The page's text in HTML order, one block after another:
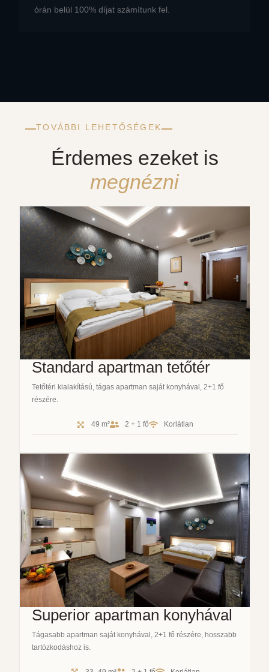
órán belül 100% díjat számítunk fel.
Érdemes ezeket is
megnézni
TOVÁBBI LEHETŐSÉGEK
Standard apartman tetőtér
Tetőtéri kialakítású, tágas apartman saját konyhával, 2+1 fő
részére.
49 m² 2 + 1 fő Korlátlan
Superior apartman konyhával
Tágasabb apartman saját konyhával, 2+1 fő részére, hosszabb
tartózkodáshoz is.